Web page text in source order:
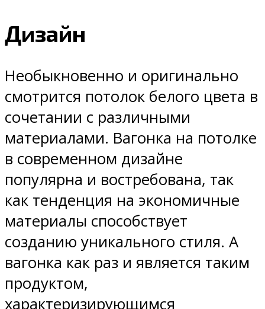
Дизайн
Необыкновенно и оригинально
смотрится потолок белого цвета в
сочетании с различными
материалами. Вагонка на потолке
в современном дизайне
популярна и востребована, так
как тенденция на экономичные
материалы способствует
созданию уникального стиля. А
вагонка как раз и является таким
продуктом,
характеризирующимся